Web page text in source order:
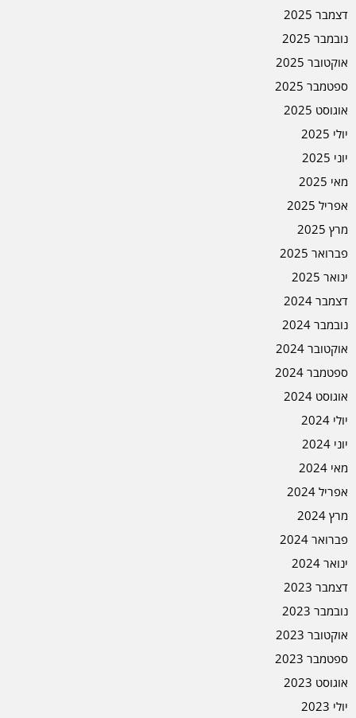
דצמבר 2025
נובמבר 2025
אוקטובר 2025
ספטמבר 2025
אוגוסט 2025
יולי 2025
יוני 2025
מאי 2025
אפריל 2025
מרץ 2025
פברואר 2025
ינואר 2025
דצמבר 2024
נובמבר 2024
אוקטובר 2024
ספטמבר 2024
אוגוסט 2024
יולי 2024
יוני 2024
מאי 2024
אפריל 2024
מרץ 2024
פברואר 2024
ינואר 2024
דצמבר 2023
נובמבר 2023
אוקטובר 2023
ספטמבר 2023
אוגוסט 2023
יולי 2023